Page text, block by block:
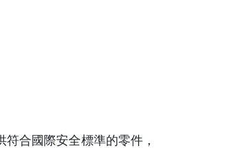
合國際安全標準的零件，